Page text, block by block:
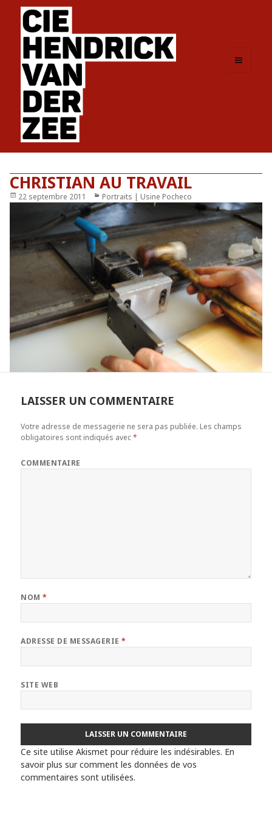
CHRISTIAN AU TRAVAIL
Publié
22 septembre 2011 Catégories
Portraits | Usine Pocheco
LAISSER UN COMMENTAIRE
Votre adresse de messagerie ne sera pas publiée. Les champs
obligatoires sont indiqués avec*
COMMENTAIRE
NOM*
ADRESSE DE MESSAGERIE*
SITE WEB
Ce site utilise Akismet pour réduire les indésirables. En
savoir plus sur comment les données de vos
commentaires sont utilisées.